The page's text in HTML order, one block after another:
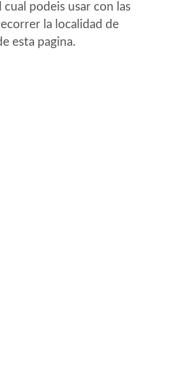
podeis usar con las
la localidad de
esta pagina.